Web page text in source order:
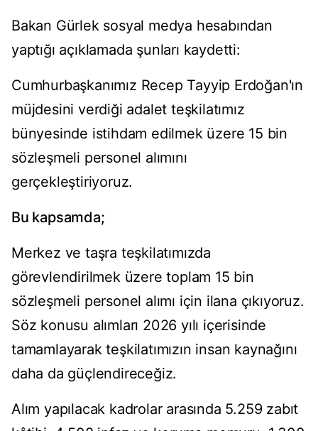
Bakan Gürlek sosyal medya hesabından
yaptığı açıklamada şunları kaydetti:
Cumhurbaşkanımız Recep Tayyip Erdoğan'ın
müjdesini verdiği adalet teşkilatımız
bünyesinde istihdam edilmek üzere 15 bin
sözleşmeli personel alımını
gerçekleştiriyoruz.
Bu kapsamda;
Merkez ve taşra teşkilatımızda
görevlendirilmek üzere toplam 15 bin
sözleşmeli personel alımı için ilana çıkıyoruz.
Söz konusu alımları 2026 yılı içerisinde
tamamlayarak teşkilatımızın insan kaynağını
daha da güçlendireceğiz.
Alım yapılacak kadrolar arasında 5.259 zabıt